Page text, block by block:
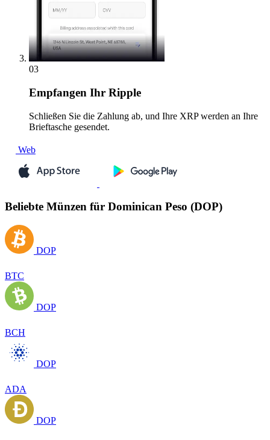
03
Empfangen Ihr Ripple
Schließen Sie die Zahlung ab, und Ihre XRP werden an Ihre
Brieftasche gesendet.
Web
Beliebte Münzen für Dominican Peso (DOP)
DOP
BTC
DOP
BCH
DOP
ADA
DOP